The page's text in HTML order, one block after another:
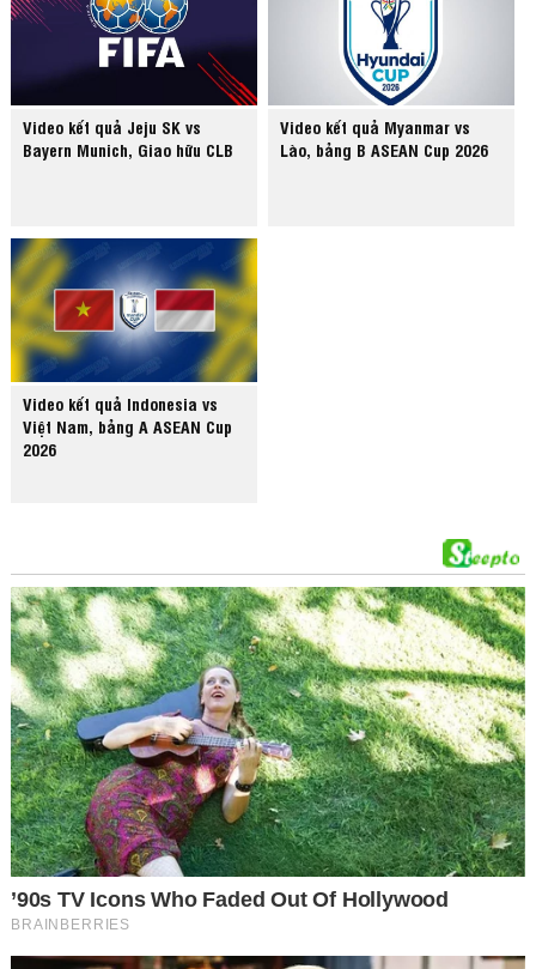
Video kết quả Jeju SK vs
Bayern Munich, Giao hữu CLB
Video kết quả Myanmar vs
Lào, bảng B ASEAN Cup 2026
Video kết quả Indonesia vs
Việt Nam, bảng A ASEAN Cup
2026